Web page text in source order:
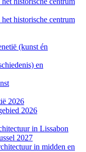
historische centrum
(kunst én
en
2026
2026
in Lissabon
2027
in midden en